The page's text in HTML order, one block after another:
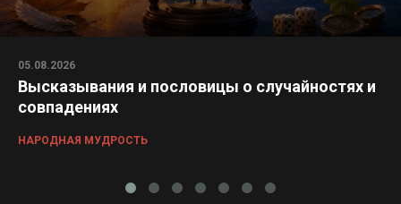
05.08.2026
Высказывания и пословицы о случайностях и
совпадениях
НАРОДНАЯ МУДРОСТЬ